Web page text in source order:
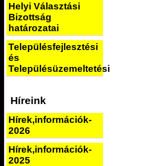
Helyi Választási
Bizottság
határozatai
Településfejlesztési
és
Településüzemeltetési
Híreink
Hírek,információk-
2026
Hírek,információk-
2025